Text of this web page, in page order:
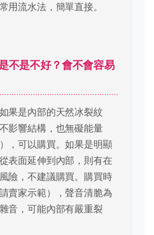
用流水法，簡單直接。
不是不好？會不會容易
果是內部的天然冰裂紋
影響結構，也無礙能量
，可以購買。如果是明顯
表面延伸到內部，則有在
險，不建議購買。購買時
賣家示範），聲音清脆為
音，可能內部有嚴重裂